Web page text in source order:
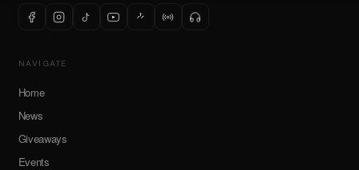
NAVIGATE
Home
News
Giveaways
Events